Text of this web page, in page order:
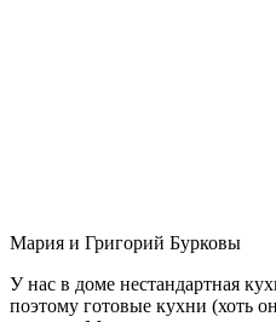
Мария и Григорий Бурковы
У нас в доме нестандартная
поэтому готовые кухни (хоть